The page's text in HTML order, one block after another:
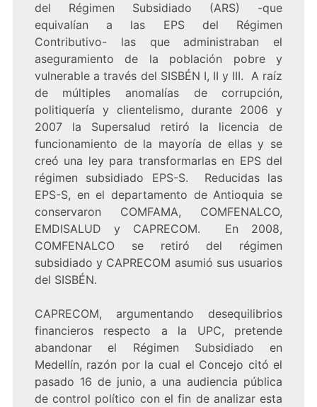
del Régimen Subsidiado (ARS) -que
equivalían a las EPS del Régimen
Contributivo- las que administraban el
aseguramiento de la población pobre y
vulnerable a través del SISBÉN I, II y III. A raíz
de múltiples anomalías de corrupción,
politiquería y clientelismo, durante 2006 y
2007 la Supersalud retiró la licencia de
funcionamiento de la mayoría de ellas y se
creó una ley para transformarlas en EPS del
régimen subsidiado EPS-S. Reducidas las
EPS-S, en el departamento de Antioquia se
conservaron COMFAMA, COMFENALCO,
EMDISALUD y CAPRECOM. En 2008,
COMFENALCO se retiró del régimen
subsidiado y CAPRECOM asumió sus usuarios
del SISBÉN.
CAPRECOM, argumentando desequilibrios
financieros respecto a la UPC, pretende
abandonar el Régimen Subsidiado en
Medellín, razón por la cual el Concejo citó el
pasado 16 de junio, a una audiencia pública
de control político con el fin de analizar esta